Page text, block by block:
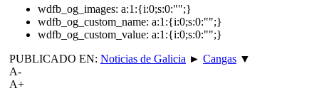
wdfb_og_images: a:1:{i:0;s:0:"";}
wdfb_og_custom_name: a:1:{i:0;s:0:"";}
wdfb_og_custom_value: a:1:{i:0;s:0:"";}
PUBLICADO EN: Noticias de Galicia ► Cangas ▼
A-
A+